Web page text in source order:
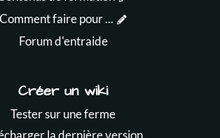
Comment faire pour ...
Forum d'entraide
Créer un wiki
Tester sur une ferme